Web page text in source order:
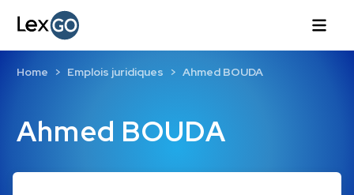
Ahmed BOUDA
Home Emplois juridiques Ahmed BOUDA